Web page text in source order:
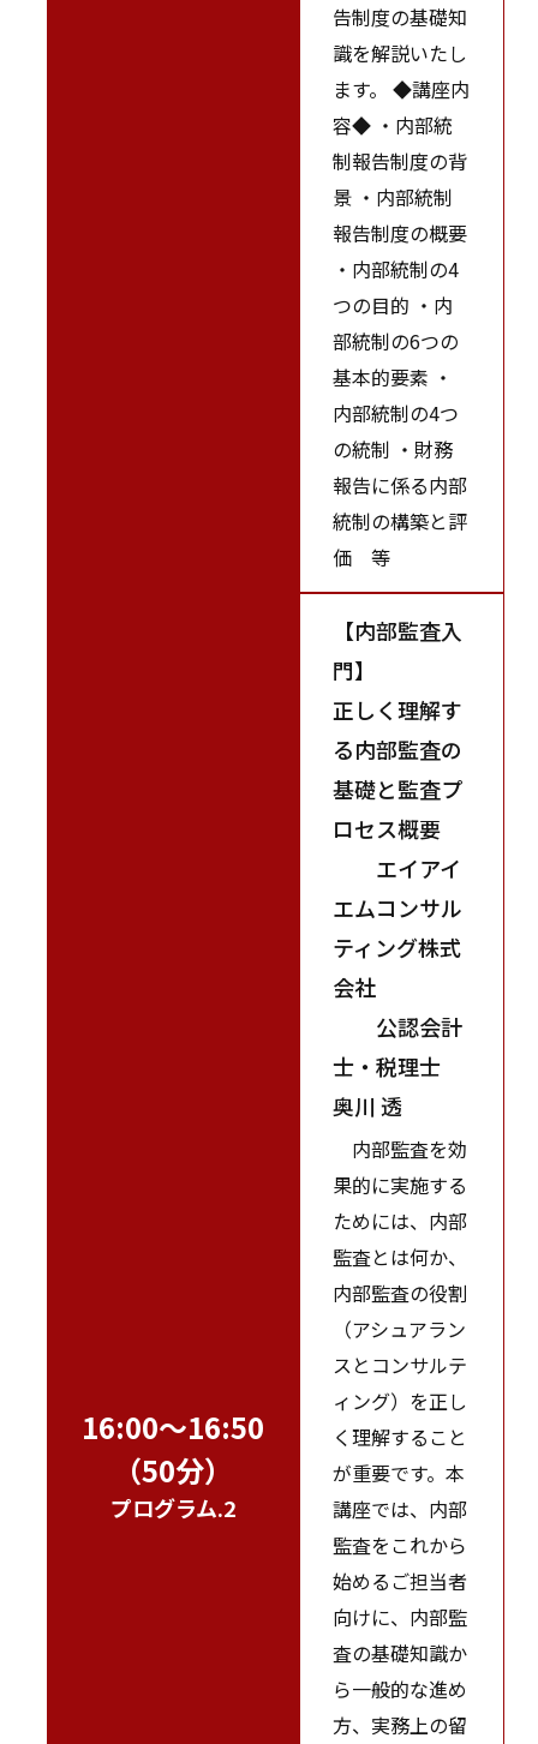
告制度の基礎知
識を解説いたし
ます。 ◆講座内
容◆ ・内部統
制報告制度の背
景 ・内部統制
報告制度の概要
・内部統制の4
つの目的 ・内
部統制の6つの
基本的要素 ・
内部統制の4つ
の統制 ・財務
報告に係る内部
統制の構築と評
価 等
16:00～16:50
（50分）
プログラム.2
【内部監査入
門】
正しく理解す
る内部監査の
基礎と監査プ
ロセス概要
エイアイ
エムコンサル
ティング株式
会社
公認会計
士・税理士
奥川 透
内部監査を効
果的に実施する
ためには、内部
監査とは何か、
内部監査の役割
（アシュアラン
スとコンサルテ
ィング）を正し
く理解すること
が重要です。本
講座では、内部
監査をこれから
始めるご担当者
向けに、内部監
査の基礎知識か
ら一般的な進め
方、実務上の留